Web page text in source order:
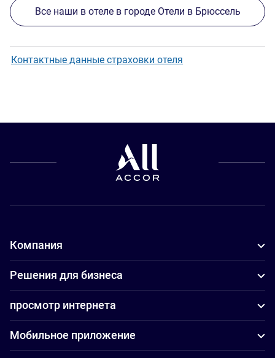
Все наши в отеле в городе Отели в Брюссель
Контактные данные страховки отеля
Компания
Решения для бизнеса
просмотр интернета
Мобильное приложение